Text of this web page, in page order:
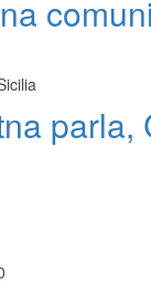
parla,